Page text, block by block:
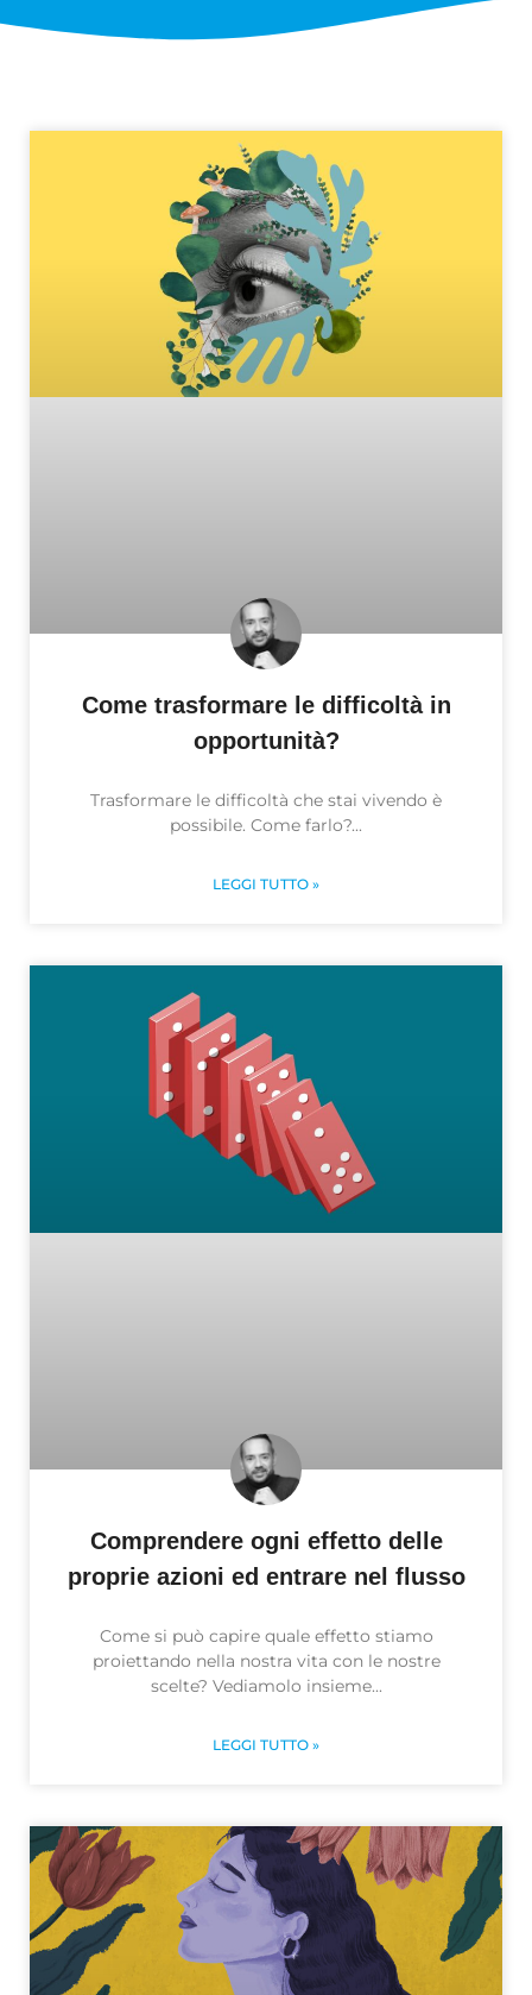
Come trasformare le difficoltà in
opportunità?
Trasformare le difficoltà che stai vivendo è
possibile. Come farlo?
LEGGI TUTTO »
Comprendere ogni effetto delle
proprie azioni ed entrare nel flusso
Come si può capire quale effetto stiamo
proiettando nella nostra vita con le nostre
scelte? Vediamolo insieme
LEGGI TUTTO »
PaginaPagina